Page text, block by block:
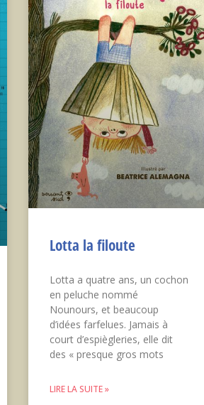
Lotta la filoute
Lotta a quatre ans, un cochon
en peluche nommé
Nounours, et beaucoup
d’idées farfelues. Jamais à
court d’espiègleries, elle dit
des « presque gros mots
LIRE LA SUITE »